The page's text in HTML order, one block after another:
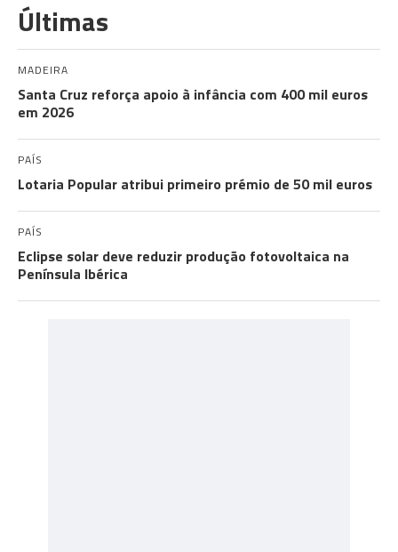
Últimas
MADEIRA
Santa Cruz reforça apoio à infância com 400 mil euros
em 2026
PAÍS
Lotaria Popular atribui primeiro prémio de 50 mil euros
PAÍS
Eclipse solar deve reduzir produção fotovoltaica na
Península Ibérica